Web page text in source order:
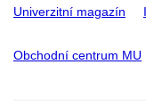
Univerzitní magazín
Obchodní centrum MU